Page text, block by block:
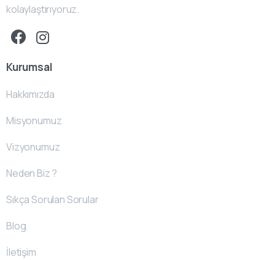
kolaylaştırıyoruz.
Kurumsal
Hakkımızda
Misyonumuz
Vizyonumuz
Neden Biz ?
Sıkça Sorulan Sorular
Blog
İletişim